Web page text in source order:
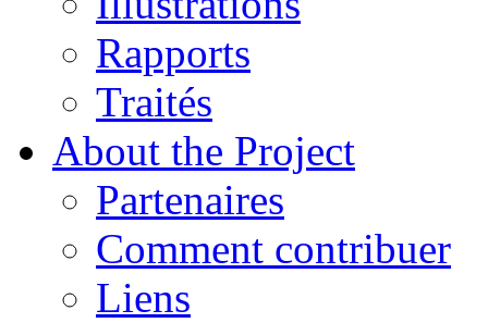
Rapports
Traités
About the Project
Partenaires
Comment contribuer
Liens